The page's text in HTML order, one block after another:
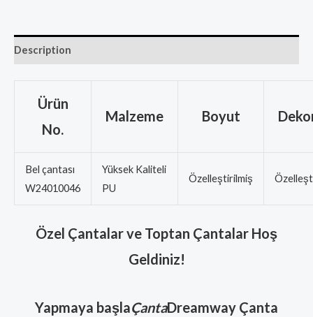
Description
Ürün
No.
Malzeme Boyut
Bel çantası
W24010046
Yüksek Kaliteli
PU
Özelleştirilmiş
Özel Çantalar ve Toptan Çantalar Hoş
Geldiniz!
Yapmaya başlaÇantaDreamway Çanta